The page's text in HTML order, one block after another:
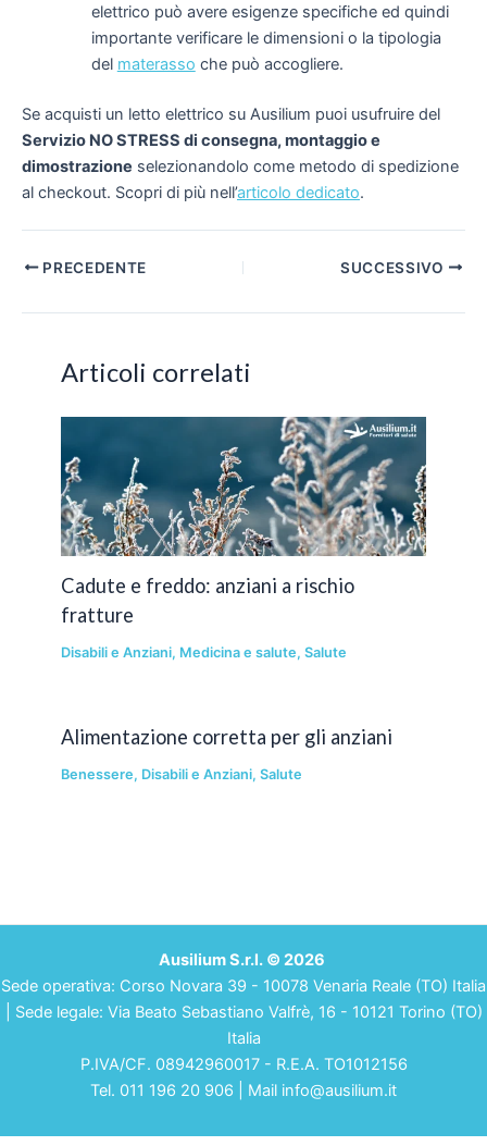
elettrico può avere esigenze specifiche ed quindi
importante verificare le dimensioni o la tipologia
del materasso che può accogliere.
Se acquisti un letto elettrico su Ausilium puoi usufruire del
Servizio NO STRESS di consegna, montaggio e
dimostrazione selezionandolo come metodo di spedizione
al checkout. Scopri di più nell’articolo dedicato.
Navigazione
PRECEDENTE SUCCESSIVO
Articoli correlati
Cadute e freddo: anziani a rischio
fratture
Disabili e Anziani, Medicina e salute,Salute
Alimentazione corretta per gli anziani
Benessere, Disabili e Anziani,Salute
Ausilium S.r.l. © 2026
Sede operativa: Corso Novara 39 - 10078 Venaria Reale (TO) Italia
| Sede legale: Via Beato Sebastiano Valfrè, 16 - 10121 Torino (TO)
Italia
P.IVA/CF. 08942960017 - R.E.A. TO1012156
Tel. 011 196 20 906 | Mail info@ausilium.it